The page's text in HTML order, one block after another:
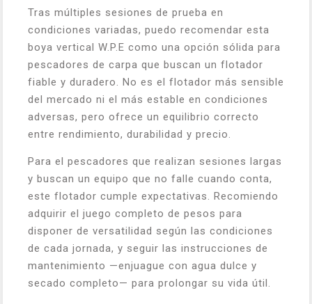
Tras múltiples sesiones de prueba en
condiciones variadas, puedo recomendar esta
boya vertical W.P.E como una opción sólida para
pescadores de carpa que buscan un flotador
fiable y duradero. No es el flotador más sensible
del mercado ni el más estable en condiciones
adversas, pero ofrece un equilibrio correcto
entre rendimiento, durabilidad y precio.
Para el pescadores que realizan sesiones largas
y buscan un equipo que no falle cuando conta,
este flotador cumple expectativas. Recomiendo
adquirir el juego completo de pesos para
disponer de versatilidad según las condiciones
de cada jornada, y seguir las instrucciones de
mantenimiento —enjuague con agua dulce y
secado completo— para prolongar su vida útil.